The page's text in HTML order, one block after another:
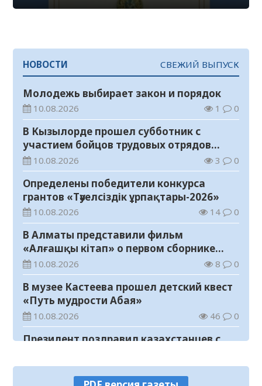
НОВОСТИ СВЕЖИЙ ВЫПУСК
Молодежь выбирает закон и порядок
10.08.2026 1 0
В Кызылорде прошел субботник с
участием бойцов трудовых отрядов
«Жасыл ел»
10.08.2026 3 0
Определены победители конкурса
грантов «Тәуелсіздік ұрпақтары-2026»
10.08.2026 14 0
В Алматы представили фильм
«Алғашқы кітап» о первом сборнике
произведений Абая
10.08.2026 8 0
В музее Кастеева прошел детский квест
«Путь мудрости Абая»
10.08.2026 46 0
Президент поздравил казахстанцев с
10.08.2026 68 0